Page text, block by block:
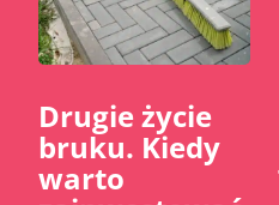
​Drugie życie
bruku. Kiedy
warto